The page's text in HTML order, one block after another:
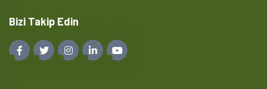
Bizi Takip Edin